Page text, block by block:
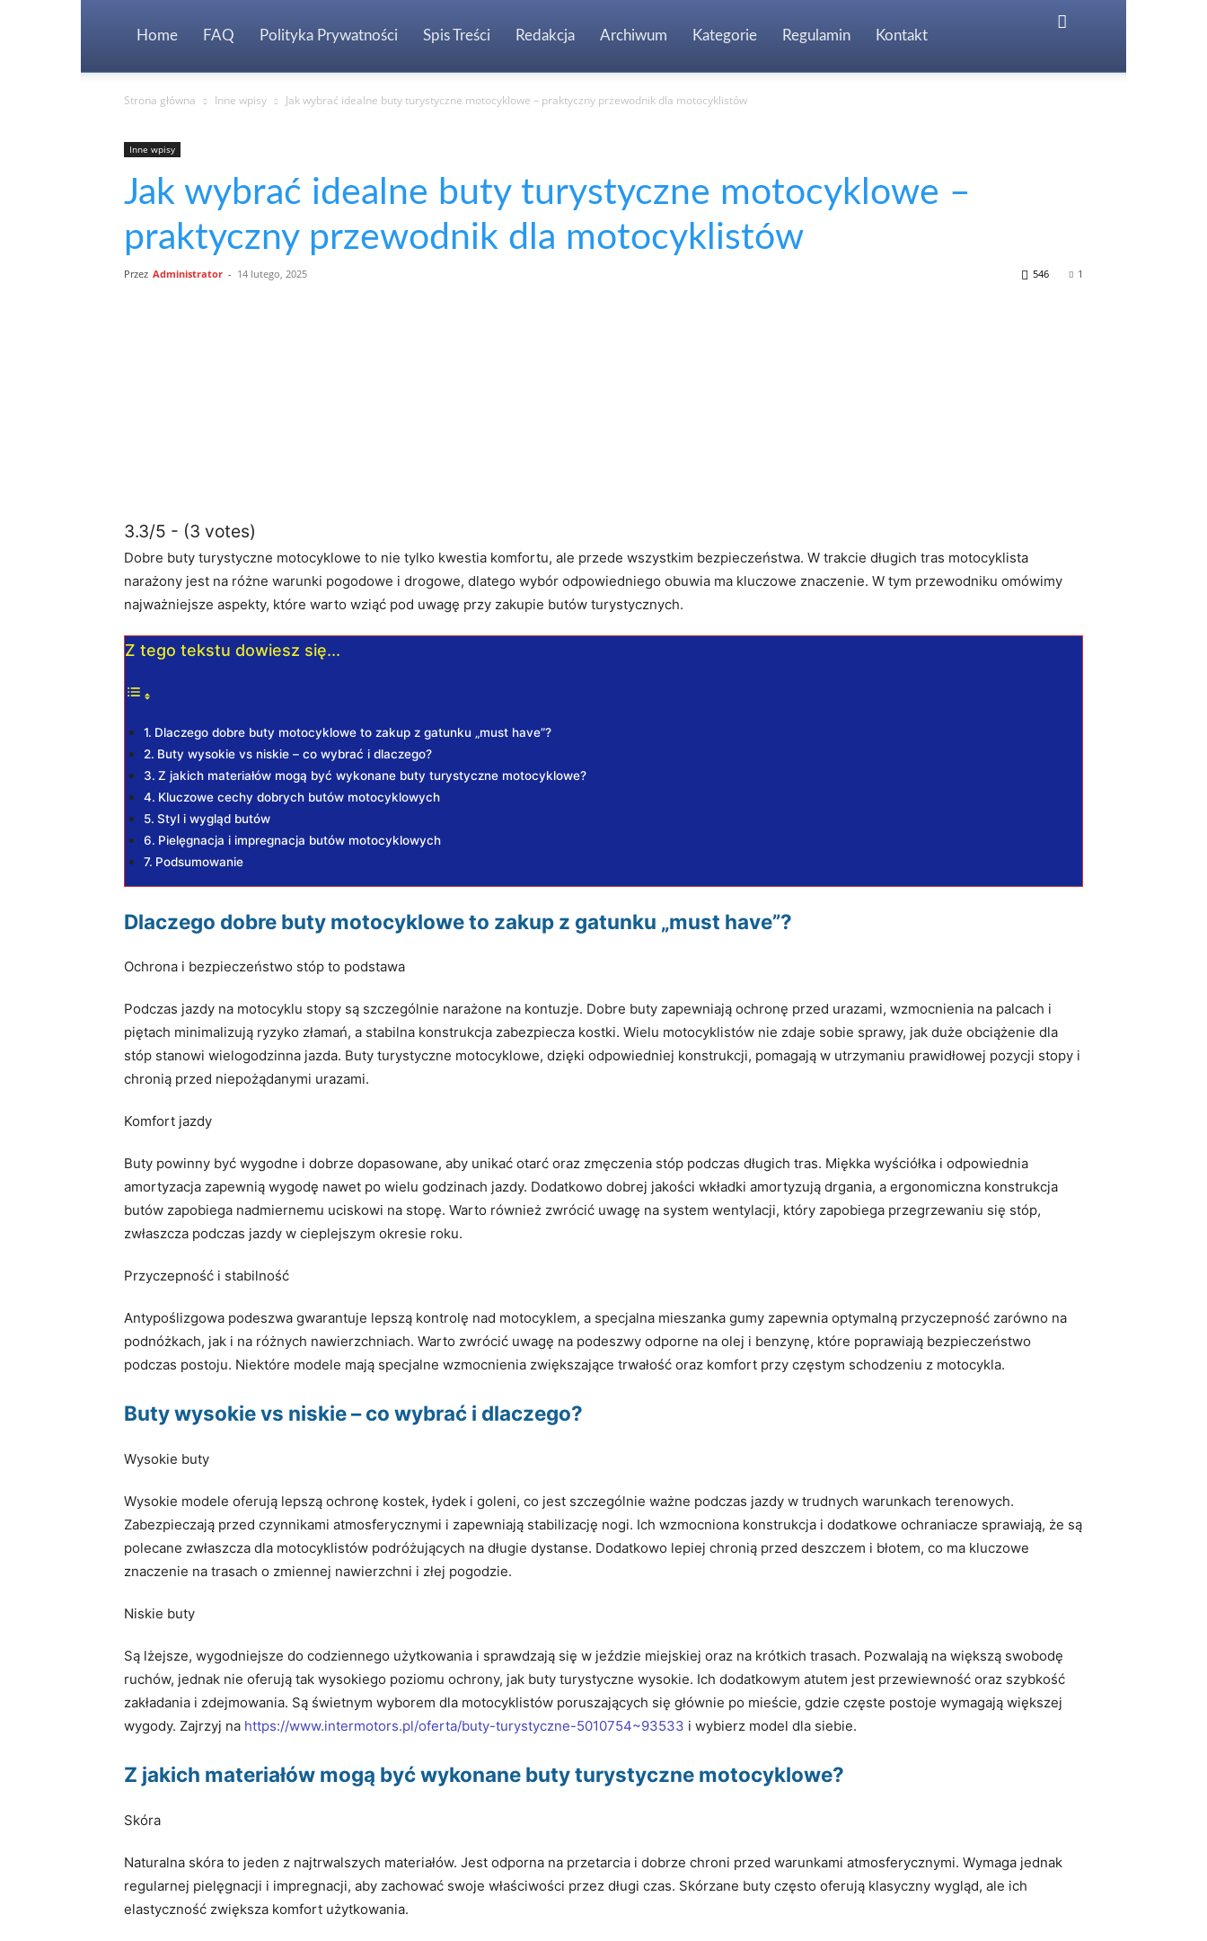
Home FAQ Polityka Prywatności Spis Treści Redakcja Archiwum Kategorie Regulamin Kontakt
Strona główna Inne wpisy Jak wybrać idealne buty turystyczne motocyklowe – praktyczny przewodnik dla motocyklistów
Inne wpisy
Jak wybrać idealne buty turystyczne motocyklowe –
praktyczny przewodnik dla motocyklistów
Przez Administrator - 14 lutego, 2025 1
546
3.3/5 - (3 votes)
Dobre buty turystyczne motocyklowe to nie tylko kwestia komfortu, ale przede wszystkim bezpieczeństwa. W trakcie długich tras motocyklista
narażony jest na różne warunki pogodowe i drogowe, dlatego wybór odpowiedniego obuwia ma kluczowe znaczenie. W tym przewodniku omówimy
najważniejsze aspekty, które warto wziąć pod uwagę przy zakupie butów turystycznych.
Z tego tekstu dowiesz się...
Dlaczego dobre buty motocyklowe to zakup z gatunku „must have”?
Buty wysokie vs niskie – co wybrać i dlaczego?
Z jakich materiałów mogą być wykonane buty turystyczne motocyklowe?
Kluczowe cechy dobrych butów motocyklowych
Styl i wygląd butów
Pielęgnacja i impregnacja butów motocyklowych
Podsumowanie
Dlaczego dobre buty motocyklowe to zakup z gatunku „must have”?
Ochrona i bezpieczeństwo stóp to podstawa
Podczas jazdy na motocyklu stopy są szczególnie narażone na kontuzje. Dobre buty zapewniają ochronę przed urazami, wzmocnienia na palcach i
piętach minimalizują ryzyko złamań, a stabilna konstrukcja zabezpiecza kostki. Wielu motocyklistów nie zdaje sobie sprawy, jak duże obciążenie dla
stóp stanowi wielogodzinna jazda. Buty turystyczne motocyklowe, dzięki odpowiedniej konstrukcji, pomagają w utrzymaniu prawidłowej pozycji stopy i
chronią przed niepożądanymi urazami.
Komfort jazdy
Buty powinny być wygodne i dobrze dopasowane, aby unikać otarć oraz zmęczenia stóp podczas długich tras. Miękka wyściółka i odpowiednia
amortyzacja zapewnią wygodę nawet po wielu godzinach jazdy. Dodatkowo dobrej jakości wkładki amortyzują drgania, a ergonomiczna konstrukcja
butów zapobiega nadmiernemu uciskowi na stopę. Warto również zwrócić uwagę na system wentylacji, który zapobiega przegrzewaniu się stóp,
zwłaszcza podczas jazdy w cieplejszym okresie roku.
Przyczepność i stabilność
Antypoślizgowa podeszwa gwarantuje lepszą kontrolę nad motocyklem, a specjalna mieszanka gumy zapewnia optymalną przyczepność zarówno na
podnóżkach, jak i na różnych nawierzchniach. Warto zwrócić uwagę na podeszwy odporne na olej i benzynę, które poprawiają bezpieczeństwo
podczas postoju. Niektóre modele mają specjalne wzmocnienia zwiększające trwałość oraz komfort przy częstym schodzeniu z motocykla.
Buty wysokie vs niskie – co wybrać i dlaczego?
Wysokie buty
Wysokie modele oferują lepszą ochronę kostek, łydek i goleni, co jest szczególnie ważne podczas jazdy w trudnych warunkach terenowych.
Zabezpieczają przed czynnikami atmosferycznymi i zapewniają stabilizację nogi. Ich wzmocniona konstrukcja i dodatkowe ochraniacze sprawiają, że są
polecane zwłaszcza dla motocyklistów podróżujących na długie dystanse. Dodatkowo lepiej chronią przed deszczem i błotem, co ma kluczowe
znaczenie na trasach o zmiennej nawierzchni i złej pogodzie.
Niskie buty
Są lżejsze, wygodniejsze do codziennego użytkowania i sprawdzają się w jeździe miejskiej oraz na krótkich trasach. Pozwalają na większą swobodę
ruchów, jednak nie oferują tak wysokiego poziomu ochrony, jak buty turystyczne wysokie. Ich dodatkowym atutem jest przewiewność oraz szybkość
zakładania i zdejmowania. Są świetnym wyborem dla motocyklistów poruszających się głównie po mieście, gdzie częste postoje wymagają większej
wygody. Zajrzyj na https://www.intermotors.pl/oferta/buty-turystyczne-5010754~93533 i wybierz model dla siebie.
Z jakich materiałów mogą być wykonane buty turystyczne motocyklowe?
Skóra
Naturalna skóra to jeden z najtrwalszych materiałów. Jest odporna na przetarcia i dobrze chroni przed warunkami atmosferycznymi. Wymaga jednak
regularnej pielęgnacji i impregnacji, aby zachować swoje właściwości przez długi czas. Skórzane buty często oferują klasyczny wygląd, ale ich
elastyczność zwiększa komfort użytkowania.